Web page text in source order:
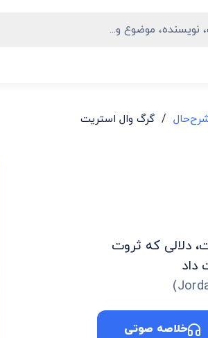
/ گرگ وال استریت
دلالی که ثروت
داد
)
خلاصه صوتی